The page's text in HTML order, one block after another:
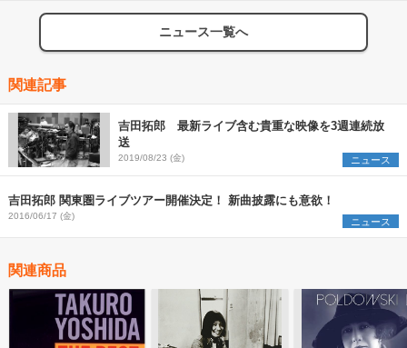
ニュース一覧へ
関連記事
吉田拓郎 最新ライブ含む貴重な映像を3週連続放
送
2019/08/23 (金) ニュース
吉田拓郎 関東圏ライブツアー開催決定！ 新曲披露にも意欲！
2016/06/17 (金) ニュース
関連商品